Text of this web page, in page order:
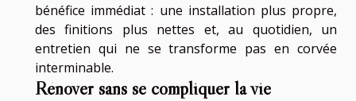
bénéfice immédiat : une installation plus propre,
des finitions plus nettes et, au quotidien, un
entretien qui ne se transforme pas en corvée
interminable.
Rénover sans se compliquer la vie